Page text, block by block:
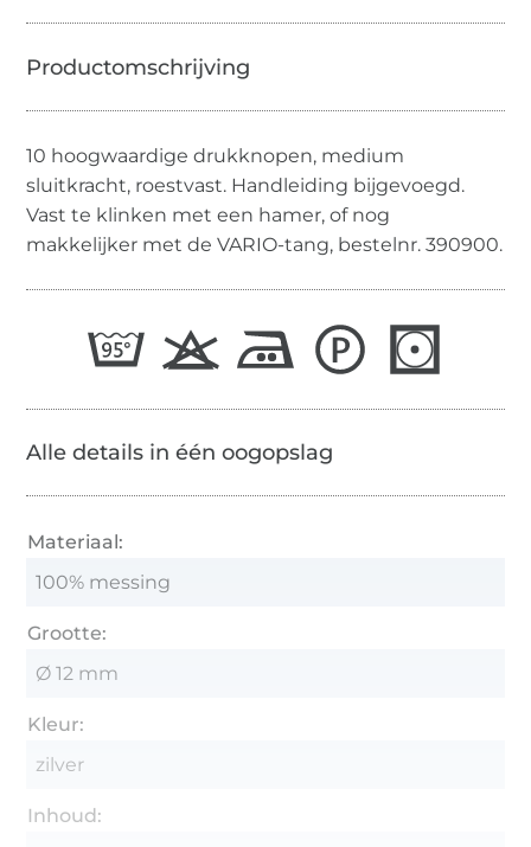
10 hoogwaardige drukknopen, medium
sluitkracht, roestvast. Handleiding bijgevoegd.
Vast te klinken met een hamer, of nog
makkelijker met de VARIO-tang, bestelnr. 390900.
Alle details in één oogopslag
Materiaal:
100% messing
Grootte:
Ø 12 mm
Kleur:
zilver
Inhoud: